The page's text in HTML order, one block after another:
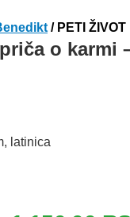
/ PETI
o karmi
latinica